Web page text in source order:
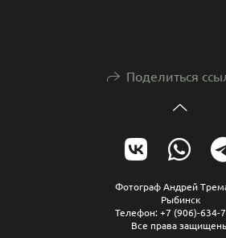
Поделиться
Фотограф Андрей
Рыбинск
Телефон: +7 (906)-634-
Все права